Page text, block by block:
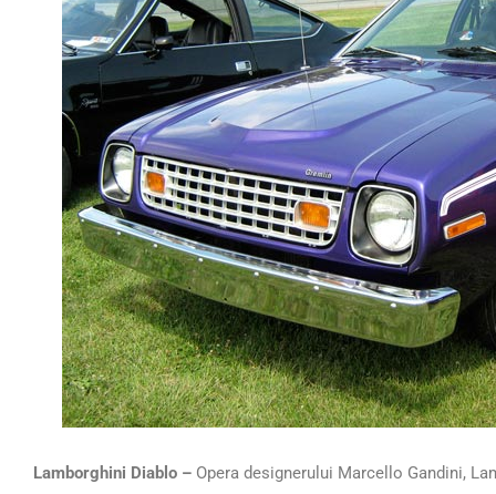
Lamborghini Diablo – Opera designerului Marcello Gandini,